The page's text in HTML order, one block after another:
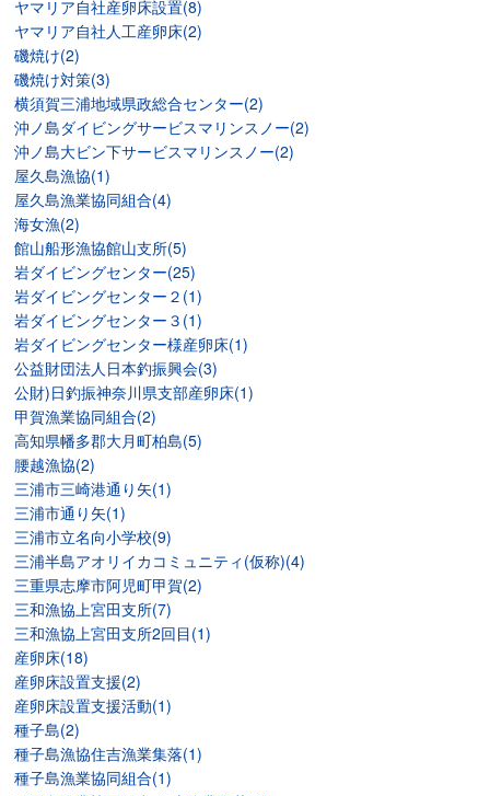
ヤマリア自社産卵床設置(8)
ヤマリア自社人工産卵床(2)
磯焼け(2)
磯焼け対策(3)
横須賀三浦地域県政総合センター(2)
沖ノ島ダイビングサービスマリンスノー(2)
沖ノ島大ビン下サービスマリンスノー(2)
屋久島漁協(1)
屋久島漁業協同組合(4)
海女漁(2)
館山船形漁協館山支所(5)
岩ダイビングセンター(25)
岩ダイビングセンター２(1)
岩ダイビングセンター３(1)
岩ダイビングセンター様産卵床(1)
公益財団法人日本釣振興会(3)
公財)日釣振神奈川県支部産卵床(1)
甲賀漁業協同組合(2)
高知県幡多郡大月町柏島(5)
腰越漁協(2)
三浦市三崎港通り矢(1)
三浦市通り矢(1)
三浦市立名向小学校(9)
三浦半島アオリイカコミュニティ(仮称)(4)
三重県志摩市阿児町甲賀(2)
三和漁協上宮田支所(7)
三和漁協上宮田支所2回目(1)
産卵床(18)
産卵床設置支援(2)
産卵床設置支援活動(1)
種子島(2)
種子島漁協住吉漁業集落(1)
種子島漁業協同組合(1)